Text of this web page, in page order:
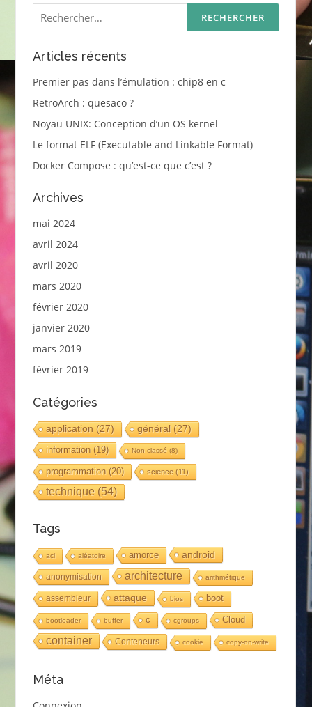
publications
Rechercher :
Articles récents
Premier pas dans l’émulation : chip8 en c
RetroArch : quesaco ?
Noyau UNIX: Conception d’un OS kernel
Le format ELF (Executable and Linkable Format)
Docker Compose : qu’est-ce que c’est ?
Archives
mai 2024
avril 2024
avril 2020
mars 2020
février 2020
janvier 2020
mars 2019
février 2019
Catégories
application(27) général(27)
information(19) Non classé(8)
programmation(20) science(11)
technique(54)
Tags
acl aléatoire amorce android
anonymisation architecture arithmétique
assembleur attaque bios boot
bootloader buffer c cgroups Cloud
container Conteneurs cookie copy-on-write
Méta